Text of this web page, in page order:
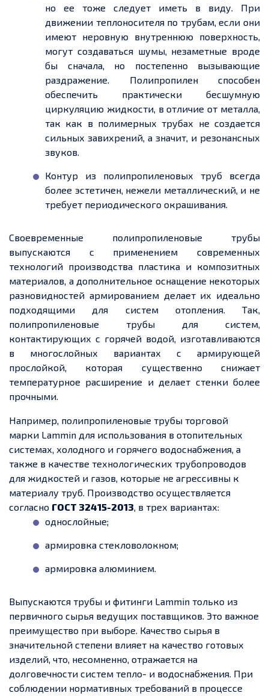
но ее тоже следует иметь в виду. При
движении теплоносителя по трубам, если они
имеют неровную внутреннюю поверхность,
могут создаваться шумы, незаметные вроде
бы сначала, но постепенно вызывающие
раздражение. Полипропилен способен
обеспечить практически бесшумную
циркуляцию жидкости, в отличие от металла,
так как в полимерных трубах не создается
сильных завихрений, а значит, и резонансных
звуков.
Контур из полипропиленовых труб всегда
более эстетичен, нежели металлический, и не
требует периодического окрашивания.
Своевременные полипропиленовые трубы
выпускаются с применением современных
технологий производства пластика и композитных
материалов, а дополнительное оснащение некоторых
разновидностей армированием делает их идеально
подходящими для систем отопления. Так,
полипропиленовые трубы для систем,
контактирующих с горячей водой, изготавливаются
в многослойных вариантах с армирующей
прослойкой, которая существенно снижает
температурное расширение и делает стенки более
прочными.
Например, полипропиленовые трубы торговой
марки Lammin для использования в отопительных
системах, холодного и горячего водоснабжения, а
также в качестве технологических трубопроводов
для жидкостей и газов, которые не агрессивны к
материалу труб. Производство осуществляется
согласно ГОСТ 32415-2013, в трех вариантах:
однослойные;
армировка стекловолокном;
армировка алюминием.
Выпускаются трубы и фитинги Lammin только из
первичного сырья ведущих поставщиков. Это важное
преимущество при выборе. Качество сырья в
значительной степени влияет на качество готовых
изделий, что, несомненно, отражается на
долговечности систем тепло- и водоснабжения. При
соблюдении нормативных требований в процессе